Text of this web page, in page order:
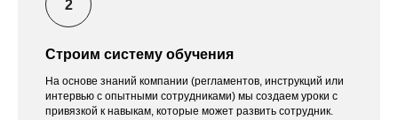
Строим систему обучения
На основе знаний компании (регламентов, инструкций или
интервью с опытными сотрудниками) мы создаем уроки с
привязкой к навыкам, которые может развить сотрудник.